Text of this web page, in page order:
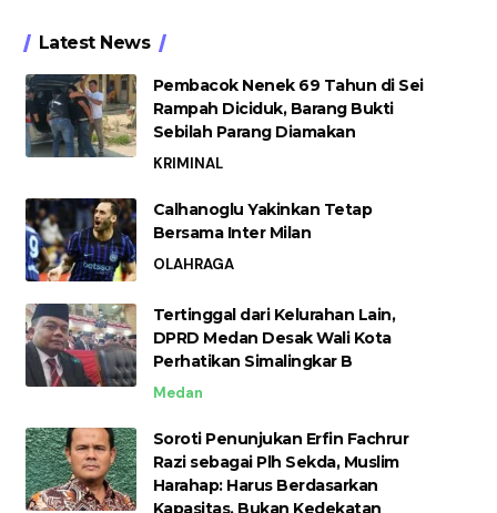
Latest News
Pembacok Nenek 69 Tahun di Sei
Rampah Diciduk, Barang Bukti
Sebilah Parang Diamakan
KRIMINAL
Calhanoglu Yakinkan Tetap
Bersama Inter Milan
OLAHRAGA
Tertinggal dari Kelurahan Lain,
DPRD Medan Desak Wali Kota
Perhatikan Simalingkar B
Medan
Soroti Penunjukan Erfin Fachrur
Razi sebagai Plh Sekda, Muslim
Harahap: Harus Berdasarkan
Kapasitas, Bukan Kedekatan